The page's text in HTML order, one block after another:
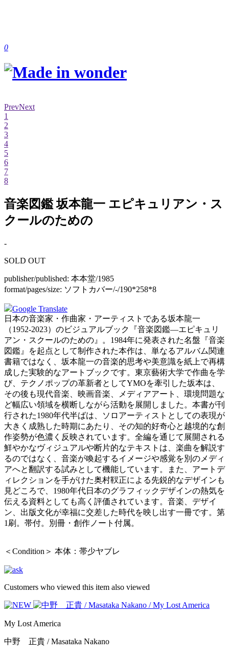
0
PrevNext
1
2
3
4
5
6
7
8
音楽図鑑 坂本龍一 エピキュリアン・ス
クールのための
-
SOLD OUT
publisher/published: 本本堂/1985
format/pages/size: ソフトカバー/-/190*258*8
Google Translate
日本の音楽家・作曲家・アーティストである坂本龍一
（1952-2023）のビジュアルブック『音楽図鑑―エピキュリ
アン・スクールのための』。1984年に発表された名盤『音楽
図鑑』を起点として制作された本作は、単なるアルバム関連
書籍ではなく、坂本龍一の音楽的思考や美意識を紙上で再構
成した実験的なアートブックです。東京藝術大学で作曲を学
び、テクノポップの革新者としてYMOを牽引した坂本は、
その後も現代音楽、映画音楽、メディアアート、環境問題な
ど幅広い領域を横断しながら活動を展開しました。本書が刊
行された1980年代半ばは、ソロアーティストとしての表現が
大きく成熟した時期にあたり、その知的好奇心と越境的な創
作姿勢が色濃く反映されています。全編を通じて展開される
鮮やかなヴィジュアルや断片的なテキストは、楽曲を解説す
るのではなく、音楽が喚起するイメージや感覚を別のメディ
アへと翻訳する試みとして機能しています。また、アートデ
ィレクションを手がけた奥村靫正による先鋭的なデザインも
見どころで、1980年代日本のグラフィックデザインの熱気を
伝える資料としても高く評価されています。音楽、デザイ
ン、出版文化が幸福に交差した時代を映し出す一冊です。第
1刷。帯付。別冊・創作ノート付属。
＜Condition＞ 本体：帯少ヤブレ
Customers who viewed this item also viewed
My Lost America
中野 正貴 / Masataka Nakano